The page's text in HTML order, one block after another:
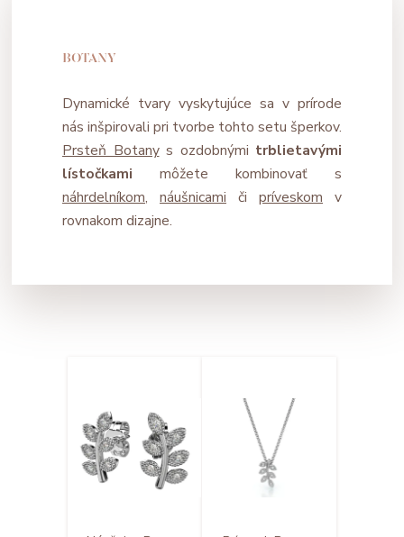
BOTANY
Dynamické tvary vyskytujúce sa v prírode
nás inšpirovali pri tvorbe tohto setu šperkov.
Prsteň Botanys ozdobnými trblietavými
lístočkami môžete kombinovať s
náhrdelníkom, náušnicami či príveskom v
rovnakom dizajne.